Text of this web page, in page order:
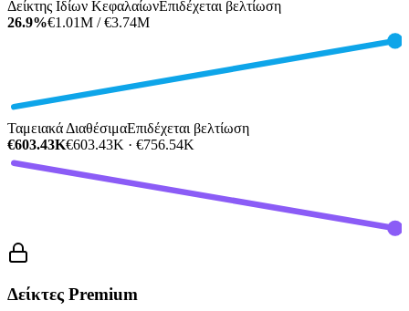
Δείκτης Ιδίων ΚεφαλαίωνΕπιδέχεται βελτίωση
26.9%€1.01M / €3.74M
Ταμειακά ΔιαθέσιμαΕπιδέχεται βελτίωση
€603.43K€603.43K · €756.54K
Δείκτες Premium